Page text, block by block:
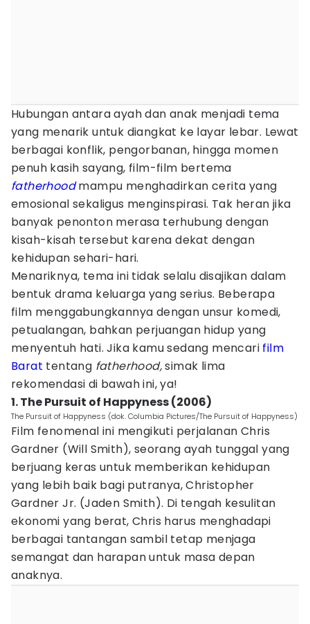
Hubungan antara ayah dan anak menjadi tema
yang menarik untuk diangkat ke layar lebar. Lewat
berbagai konflik, pengorbanan, hingga momen
penuh kasih sayang, film-film bertema
fatherhoodmampu menghadirkan cerita yang
emosional sekaligus menginspirasi. Tak heran jika
banyak penonton merasa terhubung dengan
kisah-kisah tersebut karena dekat dengan
kehidupan sehari-hari.
Menariknya, tema ini tidak selalu disajikan dalam
bentuk drama keluarga yang serius. Beberapa
film menggabungkannya dengan unsur komedi,
petualangan, bahkan perjuangan hidup yang
menyentuh hati. Jika kamu sedang mencari film
Barat tentang fatherhood,simak lima
rekomendasi di bawah ini, ya!
1. The Pursuit of Happyness (2006)
The Pursuit of Happyness (dok. Columbia Pictures/The Pursuit of Happyness)
Film fenomenal ini mengikuti perjalanan Chris
Gardner (Will Smith), seorang ayah tunggal yang
berjuang keras untuk memberikan kehidupan
yang lebih baik bagi putranya, Christopher
Gardner Jr. (Jaden Smith). Di tengah kesulitan
ekonomi yang berat, Chris harus menghadapi
berbagai tantangan sambil tetap menjaga
semangat dan harapan untuk masa depan
anaknya.